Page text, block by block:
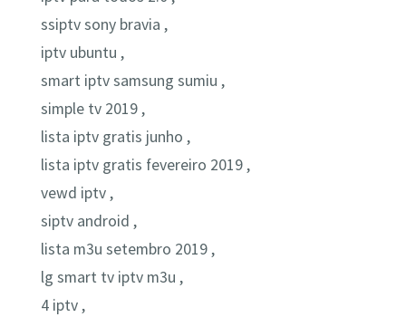
ssiptv sony bravia ,
iptv ubuntu ,
smart iptv samsung sumiu ,
simple tv 2019 ,
lista iptv gratis junho ,
lista iptv gratis fevereiro 2019 ,
vewd iptv ,
siptv android ,
lista m3u setembro 2019 ,
lg smart tv iptv m3u ,
4 iptv ,